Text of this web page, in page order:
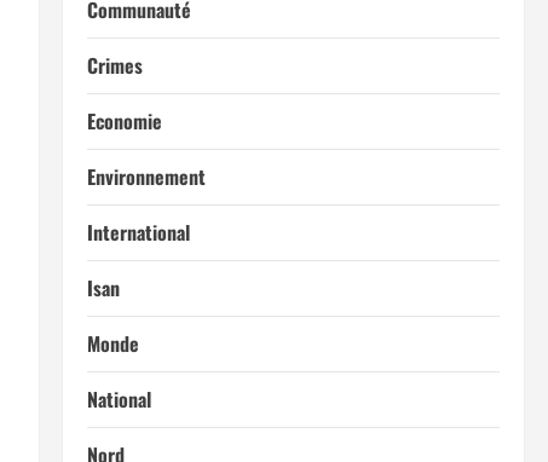
Communauté
Crimes
Economie
Environnement
International
Isan
Monde
National
Nord